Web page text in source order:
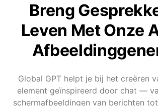
Breng
Leven Met Onze
Global GPT helpt je bij het creëren
element geïnspireerd door chat —
schermafbeeldingen van berichten